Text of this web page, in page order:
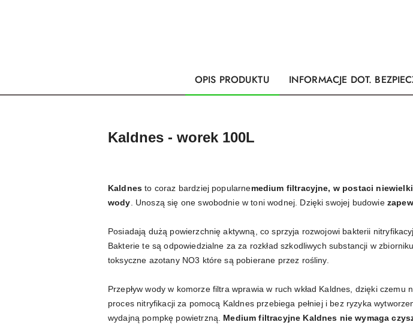
OPIS PRODUKTU INFORMACJE DOT.
Kaldnes - worek 100L
Kaldnes to coraz bardziej popularnemedium filtracyjne, w postaci
wody . Unoszą się one swobodnie w toni wodnej. Dzięki swojej budowie
Posiadają dużą powierzchnię aktywną, co sprzyja rozwojowi bakterii
Bakterie te są odpowiedzialne za za rozkład szkodliwych substancji w
toksyczne azotany NO3 które są pobierane przez rośliny.
Przepływ wody w komorze filtra wprawia w ruch wkład Kaldnes, dzięki
proces nitryfikacji za pomocą Kaldnes przebiega pełniej i bez ryzyka
wydajną pompkę powietrzną. Medium filtracyjne Kaldnes nie wymaga